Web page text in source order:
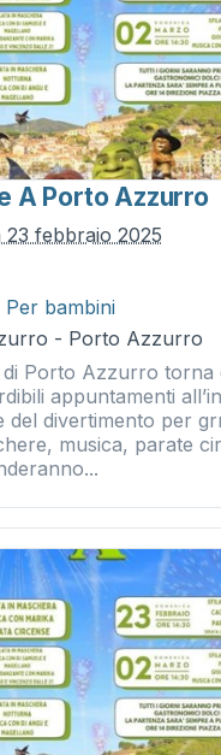
A Porto Azzurro
23 febbraio 2025
Per bambini
- Porto Azzurro
di Porto Azzurro torna
appuntamenti
del divertimento per
musica, parate